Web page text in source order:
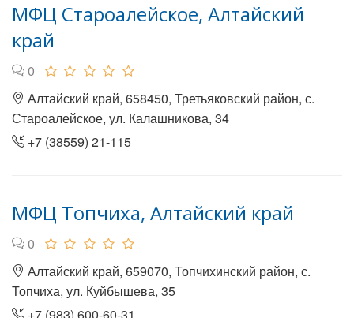
МФЦ Староалейское, Алтайский
край
0
Алтайский край, 658450, Третьяковский район, с.
Староалейское, ул. Калашникова, 34
+7 (38559) 21-115
МФЦ Топчиха, Алтайский край
0
Алтайский край, 659070, Топчихинский район, с.
Топчиха, ул. Куйбышева, 35